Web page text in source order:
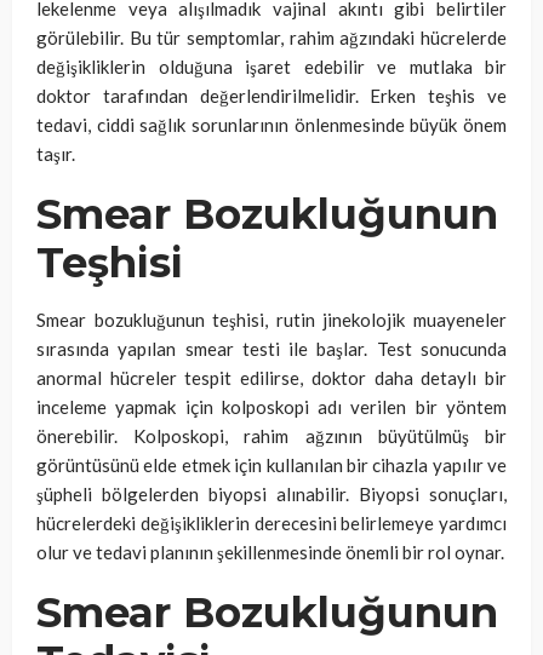
lekelenme veya alışılmadık vajinal akıntı gibi belirtiler
görülebilir. Bu tür semptomlar, rahim ağzındaki hücrelerde
değişikliklerin olduğuna işaret edebilir ve mutlaka bir
doktor tarafından değerlendirilmelidir. Erken teşhis ve
tedavi, ciddi sağlık sorunlarının önlenmesinde büyük önem
taşır.
Smear Bozukluğunun
Teşhisi
Smear bozukluğunun teşhisi, rutin jinekolojik muayeneler
sırasında yapılan smear testi ile başlar. Test sonucunda
anormal hücreler tespit edilirse, doktor daha detaylı bir
inceleme yapmak için kolposkopi adı verilen bir yöntem
önerebilir. Kolposkopi, rahim ağzının büyütülmüş bir
görüntüsünü elde etmek için kullanılan bir cihazla yapılır ve
şüpheli bölgelerden biyopsi alınabilir. Biyopsi sonuçları,
hücrelerdeki değişikliklerin derecesini belirlemeye yardımcı
olur ve tedavi planının şekillenmesinde önemli bir rol oynar.
Smear Bozukluğunun